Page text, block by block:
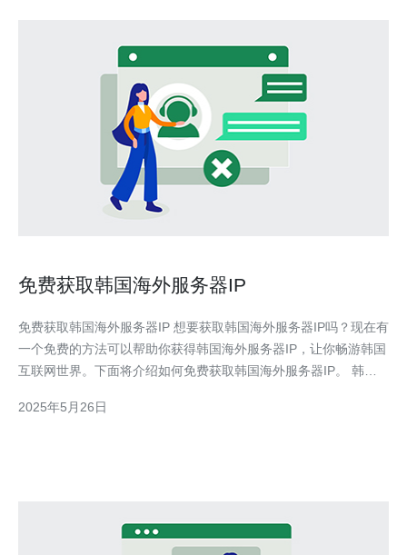
免费获取韩国海外服务器IP
免费获取韩国海外服务器IP 想要获取韩国海外服务器IP吗？现在有
一个免费的方法可以帮助你获得韩国海外服务器IP，让你畅游韩国
互联网世界。下面将介绍如何免费获取韩国海外服务器IP。 韩国
址可以访问韩国境内的网站和资源，享受更快速、更稳定的网络连
2025年5月26日